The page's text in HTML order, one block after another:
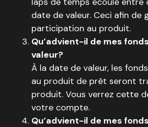
date de valeur. Ceci afin de
participation au produit.
Qu’advient-il de mes
valeur?
À la date de valeur, les
au produit de prêt seront
produit. Vous verrez cette
votre compte.
Qu’advient-il de mes